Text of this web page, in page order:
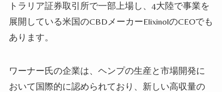
トラリア証券取引所で一部上場し 、4大陸で事業を
展開している米国のCBDメーカーElixinolのCEOでも
あります。
ワーナー氏の企業は、 ヘンプの生産と市場開発に
おいて国際的に認められており、新しい高収量の